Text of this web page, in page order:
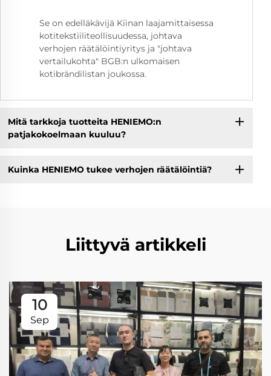
Se on edelläkävijä Kiinan laajamittaisessa
kotitekstiiliteollisuudessa, johtava
verhojen räätälöintiyritys ja "johtava
vertailukohta" BGB:n ulkomaisen
kotibrändilistan joukossa.
Mitä tarkkoja tuotteita HENIEMO:n
patjakokoelmaan kuuluu?
Kuinka HENIEMO tukee verhojen räätälöintiä?
Liittyvä artikkeli
10
Sep